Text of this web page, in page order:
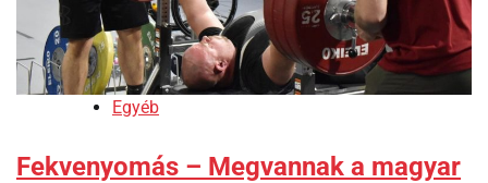
Egyéb
Fekvenyomás – Megvannak a magyar